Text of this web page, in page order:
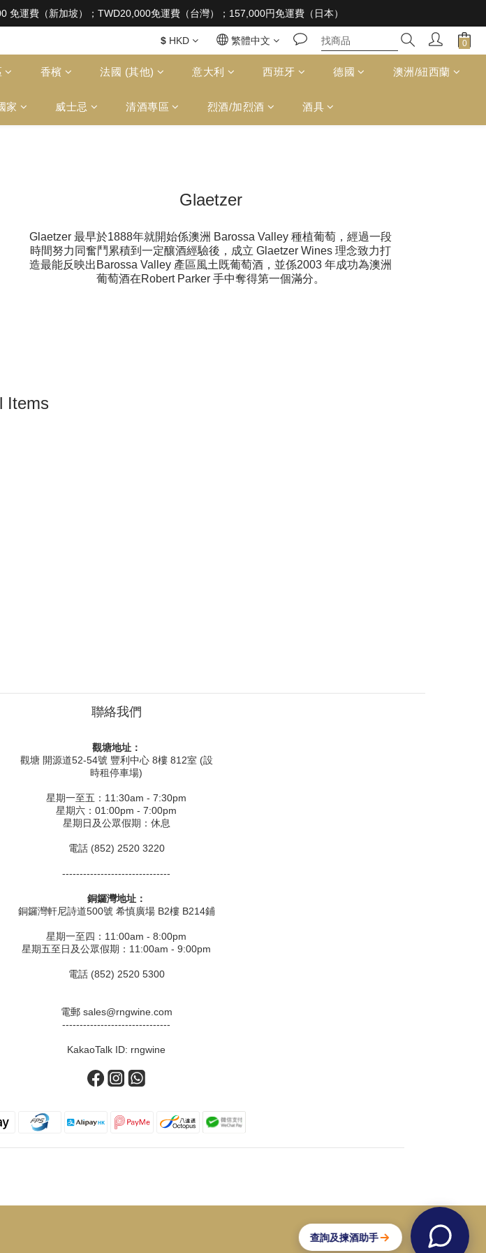
Hong Kong, intoxicating liquor must not be sold or supplied to a minor in the course of business
運費（新加坡）；TWD20,000免運費（台灣）；157,000円免運費（日本）
Hong Kong, intoxicating liquor must not be sold or supplied to a minor in the course of business
$ HKD 繁體中文
香檳 法國 (其他) 意大利 西班牙 德國 澳洲/紐西蘭
家 威士忌 清酒專區 烈酒/加烈酒 酒具
Glaetzer
Glaetzer 最早於1888年就開始係澳洲 Barossa Valley 種植葡萄，經過一段
時間努力同奮鬥累積到一定釀酒經驗後，成立 Glaetzer Wines 理念致力打
造最能反映出Barossa Valley 產區風土既葡萄酒，並係2003 年成功為澳洲
葡萄酒在Robert Parker 手中奪得第一個滿分。
Items
聯絡我們
觀塘地址：
觀塘 開源道52-54號 豐利中心 8樓 812室 (設
時租停車場)
星期一至五：11:30am - 7:30pm
星期六：01:00pm - 7:00pm
星期日及公眾假期：休息
電話 (852) 2520 3220
-------------------------------
銅鑼灣地址：
銅鑼灣軒尼詩道500號 希慎廣場 B2樓 B214鋪
星期一至四：11:00am - 8:00pm
星期五至日及公眾假期：11:00am - 9:00pm
電話 (852) 2520 5300
電郵 sales@rngwine.com
-------------------------------
KakaoTalk ID: rngwine